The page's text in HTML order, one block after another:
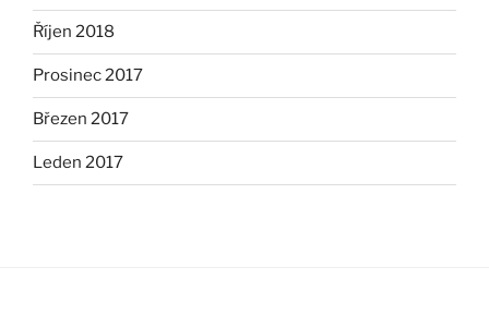
Říjen 2018
Prosinec 2017
Březen 2017
Leden 2017